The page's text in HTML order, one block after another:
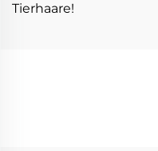
Tierhaare!